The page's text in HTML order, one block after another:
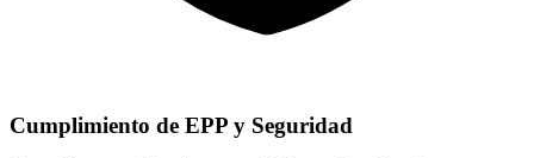
Cumplimiento de EPP y Seguridad